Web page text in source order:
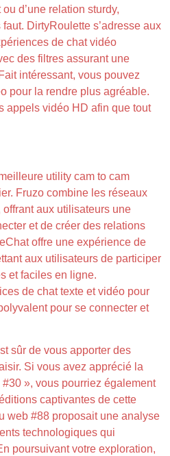
d’une relation sturdy,
DirtyRoulette s’adresse aux
de chat vidéo
des filtres assurant une
intéressant, vous pouvez
pour la rendre plus agréable.
appels vidéo HD afin que tout
utility cam to cam
Fruzo combine les réseaux
aux utilisateurs une
et de créer des relations
offre une expérience de
aux utilisateurs de participer
et faciles en ligne.
de chat texte et vidéo pour
pour se connecter et
sûr de vous apporter des
Si vous avez apprécié la
», vous pourriez également
captivantes de cette
web #88 proposait une analyse
technologiques qui
poursuivant votre exploration,